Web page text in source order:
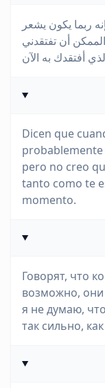
ربما يكون يشعر
أن تفتقدني
Dicen que
pero no creo
tanto como te
momento.
Говорят, что
возможно, они
я не думаю,
так сильно,